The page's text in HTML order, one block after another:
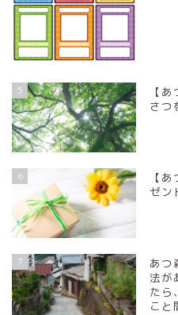
5
【
さつ
6
【
ゼン
7
あつ
法が
たら
こと